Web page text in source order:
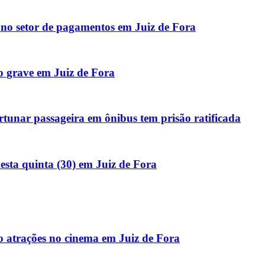
setor de pagamentos em Juiz de Fora
grave em Juiz de Fora
passageira em ônibus tem prisão ratificada
quinta (30) em Juiz de Fora
no cinema em Juiz de Fora